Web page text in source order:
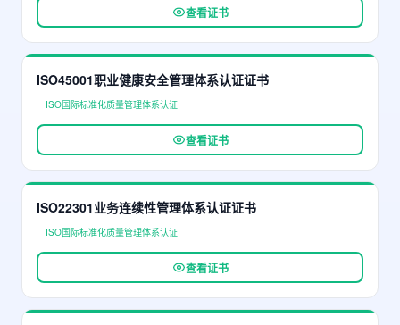
查看证书
ISO45001职业健康安全管理体系认证证书
ISO国际标准化质量管理体系认证
查看证书
ISO22301业务连续性管理体系认证证书
ISO国际标准化质量管理体系认证
查看证书